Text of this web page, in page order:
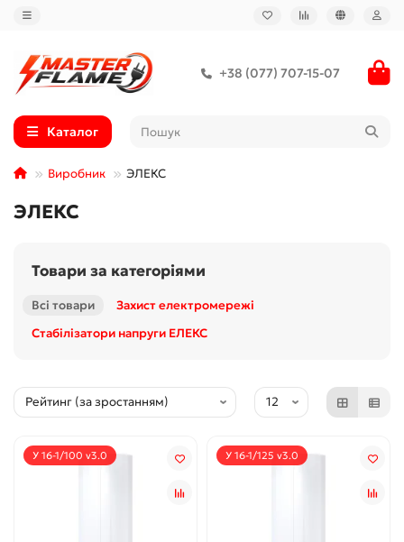
+38 (077) 707-15-07
Каталог
Виробник ЭЛЕКС
ЭЛЕКС
Товари за категоріями
Всі товари
Захист електромережі
Стабілізатори напруги ЕЛЕКС
У 16-1/100 v3.0 У 16-1/125 v3.0